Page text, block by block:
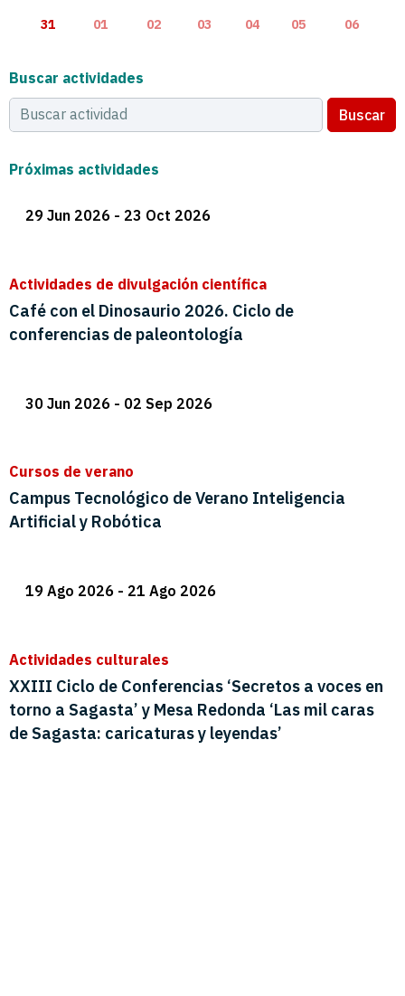
31 01 02 03 04 05 06
Buscar actividades
Buscar
Próximas actividades